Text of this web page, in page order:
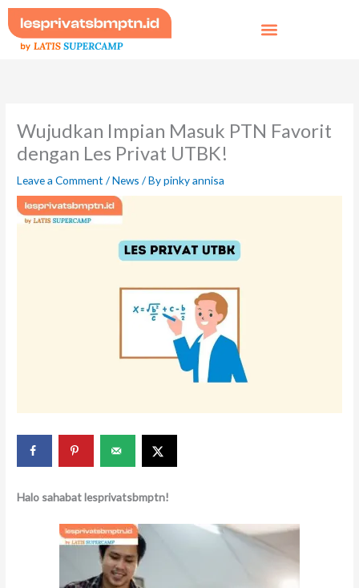
Skip
to
content
Wujudkan Impian Masuk PTN Favorit
dengan Les Privat UTBK!
Leave a Comment /News / Bypinky annisa
Halo sahabat lesprivatsbmptn!